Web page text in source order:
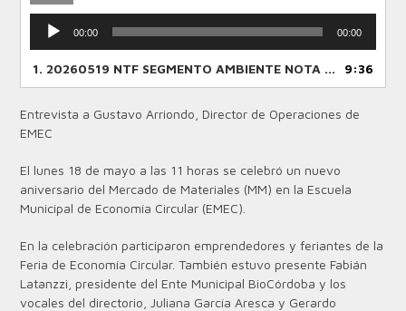
Reproductor
00:00 00:00
1. 20260519 NTF SEGMENTO AMBIENTE NOTA GUSTAVO ARRIONDO ANIV. MERC. MATERIALES 9:36
Entrevista a Gustavo Arriondo, Director de Operaciones de
EMEC
El lunes 18 de mayo a las 11 horas se celebró un nuevo
aniversario del Mercado de Materiales (MM) en la Escuela
Municipal de Economía Circular (EMEC).
En la celebración participaron emprendedores y feriantes de la
Feria de Economía Circular. También estuvo presente Fabián
Latanzzi, presidente del Ente Municipal BioCórdoba y los
vocales del directorio, Juliana García Aresca y Gerardo